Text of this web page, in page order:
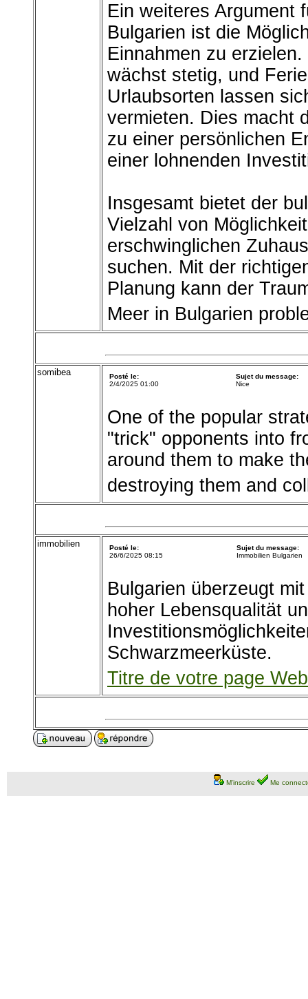
Ein weiteres Argument
Bulgarien ist die
Einnahmen zu
wächst stetig, und
Urlaubsorten lassen
vermieten. Dies macht
zu einer persönlichen
einer lohnenden
Insgesamt bietet der
Vielzahl von
erschwinglichen
suchen. Mit der
Planung kann der
Meer in Bulgarien
somibea
Posté le:
2/4/2025 01:00
Sujet du message:
Nice
One of the popular
"trick" opponents into
around them to make
destroying them and
immobilien
Posté le:
26/6/2025 08:15
Sujet du message:
Immobilien Bulgarien
Bulgarien überzeugt
hoher Lebensqualität
Schwarzmeerküste.
Titre de votre page Web
M'inscrire Me